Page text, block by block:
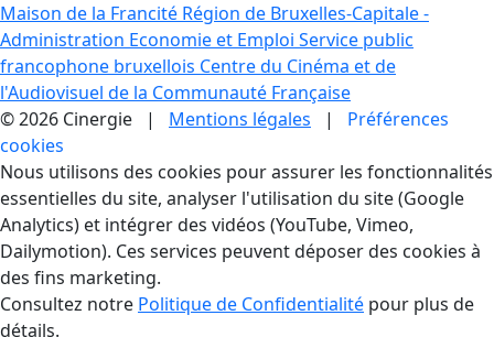
Maison de la Francité Région de Bruxelles-Capitale -
Administration Economie et Emploi Service public
francophone bruxellois Centre du Cinéma et de
l'Audiovisuel de la Communauté Française
© 2026 Cinergie | Mentions légales | Préférences
cookies
Gestion des Cookies
Nous utilisons des cookies pour assurer les fonctionnalités
essentielles du site, analyser l'utilisation du site (Google
Analytics) et intégrer des vidéos (YouTube, Vimeo,
Dailymotion). Ces services peuvent déposer des cookies à
des fins marketing.
Consultez notre Politique de Confidentialité pour plus de
détails.